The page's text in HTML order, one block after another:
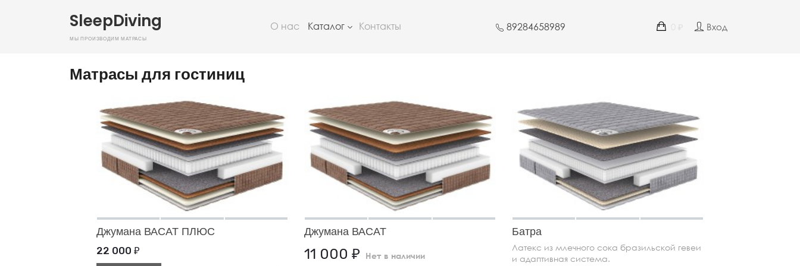
SleepDiving
Мы производим матрасы
О нас Каталог Контакты 89284658989 Вход
Матрасы для гостиниц
Джумана ВАСАТ ПЛЮС
22 000 ₽
Джумана ВАСАТ
11 000 ₽ Нет в наличии
Батра
Латекс из млечного сока бразильской гевеи
и адаптивная система.